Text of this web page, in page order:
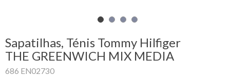
Sapatilhas, Ténis Tommy Hilfiger
THE GREENWICH MIX MEDIA
686 EN02730